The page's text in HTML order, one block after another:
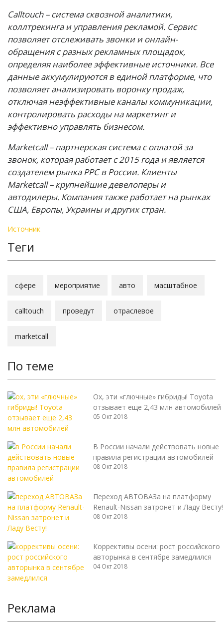
Calltouch – система сквозной аналитики,
коллтрекинга и управления рекламой. Сервис
позволяет отслеживать звонки и онлайн-
обращения с разных рекламных площадок,
определяя наиболее эффективные источники. Все
данные аккумулируются в единой платформе, что
позволяет анализировать воронку продаж,
отключая неэффективные каналы коммуникации,
контролировать расходы на маркетинг и
эффективно управлять бизнесом.
Marketcall – партнерская система с оплатой за
звонок, которая работает с 2015 года и является
создателем рынка PPC в России. Клиенты
Marketcall – крупнейшие девелоперы и
автодилеры. Компания также работает на рынках
США, Европы, Украины и других стран.
Источник
Теги
сфере мероприятие авто масштабное
calltouch проведут отраслевое
marketcall
По теме
Ох, эти «глючные» гибриды! Toyota
отзывает еще 2,43 млн автомобилей
05 Окт 2018
В России начали действовать новые
правила регистрации автомобилей
08 Окт 2018
Переход АВТОВАЗа на платформу
Renault-Nissan затронет и Ладу Весту!
08 Окт 2018
Коррективы осени: рост российского
авторынка в сентябре замедлился
04 Окт 2018
Реклама